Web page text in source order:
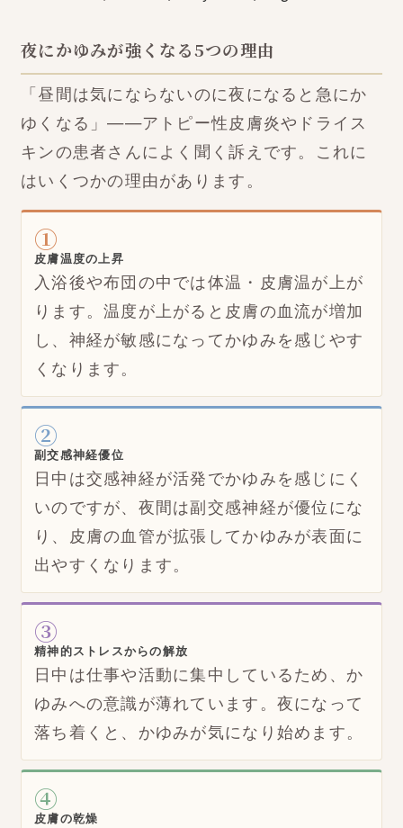
夜にかゆみが強くなる5つの理由
「昼間は気にならないのに夜になると急にか
ゆくなる」——アトピー性皮膚炎やドライス
キンの患者さんによく聞く訴えです。これに
はいくつかの理由があります。
①
皮膚温度の上昇
入浴後や布団の中では体温・皮膚温が上が
ります。温度が上がると皮膚の血流が増加
し、神経が敏感になってかゆみを感じやす
くなります。
②
副交感神経優位
日中は交感神経が活発でかゆみを感じにく
いのですが、夜間は副交感神経が優位にな
り、皮膚の血管が拡張してかゆみが表面に
出やすくなります。
③
精神的ストレスからの解放
日中は仕事や活動に集中しているため、か
ゆみへの意識が薄れています。夜になって
落ち着くと、かゆみが気になり始めます。
④
皮膚の乾燥